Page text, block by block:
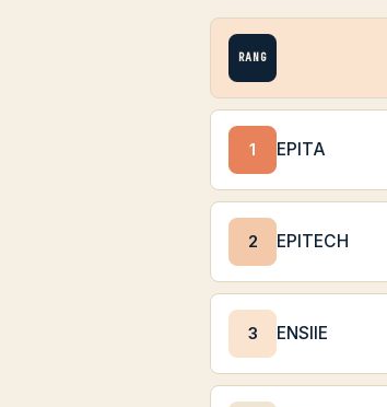
RANG
1 EPITA
2 EPITECH
3 ENSIIE